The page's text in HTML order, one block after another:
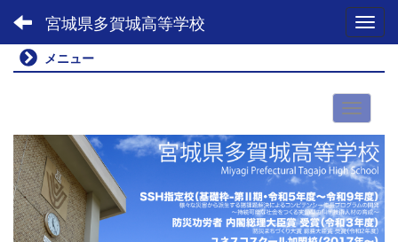
宮城県多賀城高等学校
メニュー